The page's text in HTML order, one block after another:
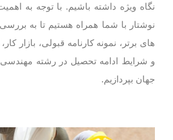
نگاه ویژه داشته باشیم. با توجه به
نوشتار با شما همراه هستیم تا به بررسی
‌های برتر، نمونه کارنامه قبولی، بازار
و شرایط ادامه تحصیل در رشته مهندسی
جهان بپردازیم.